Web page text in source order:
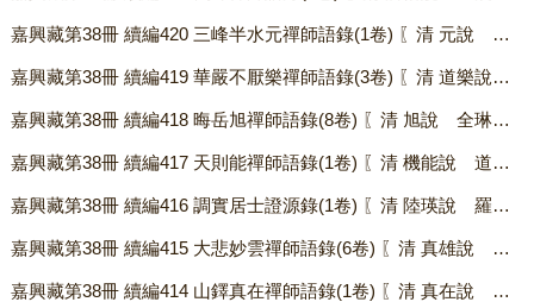
嘉興藏第38冊 續編420 三峰半水元禪師語錄(1卷) 〖清 元說 光深等錄 華嚴玉序（依駒本印）〗 .txt
嘉興藏第38冊 續編419 華嚴不厭樂禪師語錄(3卷) 〖清 道樂說 德普記錄（依駒本印）〗 .txt
嘉興藏第38冊 續編418 晦岳旭禪師語錄(8卷) 〖清 旭說 全琳等錄（依駒本印）〗 .txt
嘉興藏第38冊 續編417 天則能禪師語錄(1卷) 〖清 機能說 道崇．續彌同錄 羅開驎序 機雲序 有行略（依駒本印）〗 .txt
嘉興藏第38冊 續編416 調實居士證源錄(1卷) 〖清 陸瑛說 羅機徹編 羅開驎序 佚名序（末頁缺） 有行略（依駒本印）〗 .txt
嘉興藏第38冊 續編415 大悲妙雲禪師語錄(6卷) 〖清 真雄說 機德等編（依駒本印）〗 .txt
嘉興藏第38冊 續編414 山鐸真在禪師語錄(1卷) 〖清 真在說 機雲．智旭等錄（依駒本印）〗 .txt